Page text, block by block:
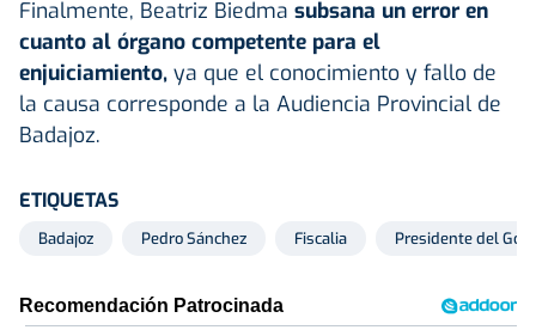
Finalmente, Beatriz Biedma subsana un error en
cuanto al órgano competente para el
enjuiciamiento, ya que el conocimiento y fallo de
la causa corresponde a la Audiencia Provincial de
Badajoz.
ETIQUETAS
Badajoz Pedro Sánchez Fiscalia Presidente del